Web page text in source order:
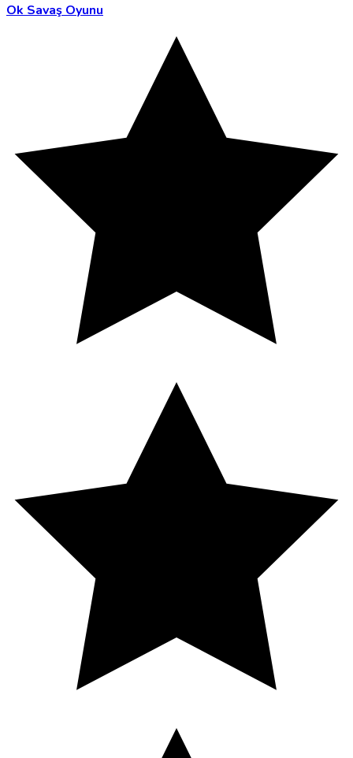
Ok Savaş Oyunu